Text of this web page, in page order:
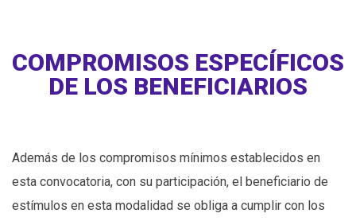
COMPROMISOS ESPECÍFICOS
DE LOS BENEFICIARIOS
Además de los compromisos mínimos establecidos en
esta convocatoria, con su participación, el beneficiario de
estímulos en esta modalidad se obliga a cumplir con los